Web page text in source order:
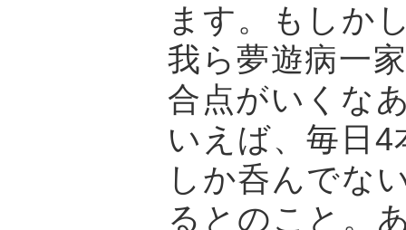
ます。もしか
我ら夢遊病一
合点がいくな
いえば、毎日
しか呑んでな
るとのこと。